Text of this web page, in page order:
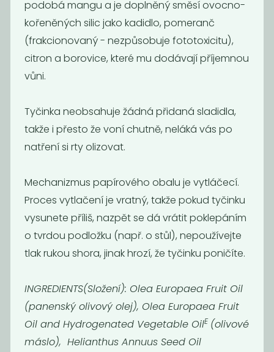
Bambucké
149 149
Mýdlo Difera -
konopné s...
149Kč
Mýdlo Difera -
kakaovo –...
149Kč
podobá mangu a je doplněný směsí ovocno-
kořeněných silic jako kadidlo, pomeranč
(frakcionovaný - nezpůsobuje fototoxicitu),
citron a borovice, které mu dodávají příjemnou
vůni.
Tyčinka neobsahuje žádná přidaná sladidla,
takže i přesto že voní chutně, neláká vás po
natření si rty olizovat.
Mechanizmus papírového obalu je vytláčecí.
Proces vytlačení je vratný, takže pokud tyčinku
vysunete příliš, nazpět se dá vrátit poklepáním
o tvrdou podložku (např. o stůl), nepoužívejte
tlak rukou shora, jinak hrozí, že tyčinku poničíte.
INGREDIENTS(Složení): Olea Europaea Fruit Oil
(panenský olivový olej), Olea Europaea Fruit
Oil and Hydrogenated Vegetable OilE (olivové
máslo), Helianthus Annuus Seed Oil